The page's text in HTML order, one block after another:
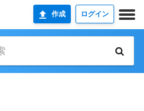
作成 ログイン